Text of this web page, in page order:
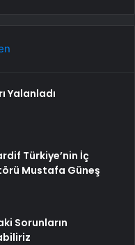
Yalanladı
Türkiye’nin İç
Mustafa Güneş
Sorunların